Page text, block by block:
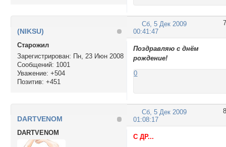
7
Сб, 5 Дек 2009
00:41:47
(NIKSU)
Cтарожил
Зарегистрирован: Пн, 23 Июн 2008
Сообщений: 1001
Уважение: +504
Позитив: +451
Поздравляю с днём
рождение!
0
8
Сб, 5 Дек 2009
01:08:17
DARTVENOM
DARTVENOM
С ДР...